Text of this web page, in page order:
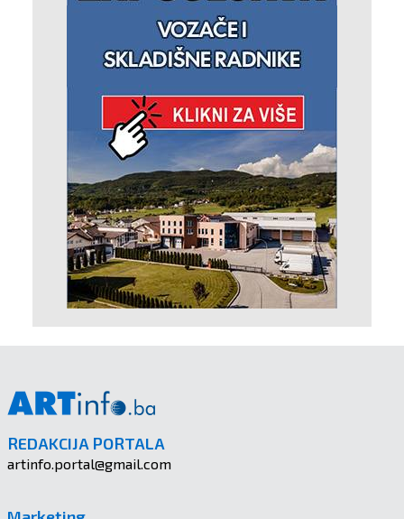
REDAKCIJA PORTALA
artinfo.portal@gmail.com